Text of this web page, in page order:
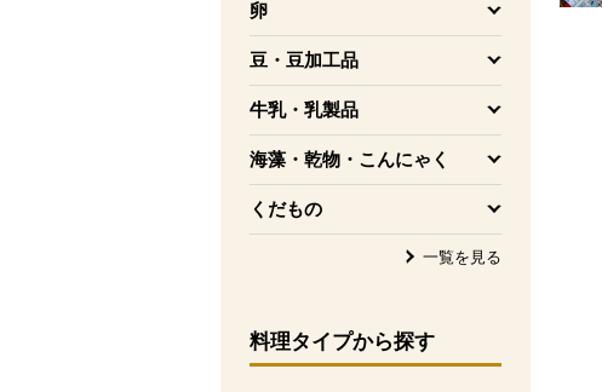
卵
を開く
豆・豆加工品
を開く
牛乳・乳製品
を開く
海藻・乾物・こんにゃく
を開く
くだもの
を開く
一覧を見る
料理タイプから探す